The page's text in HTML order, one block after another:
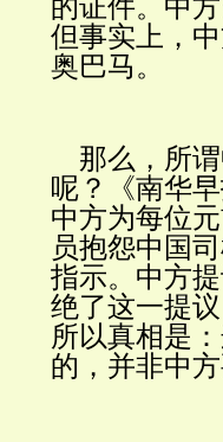
的证件。中
但事实上，
奥巴马。
那么，所谓
呢？《南华
中方为每位
员抱怨中国
指示。中方
绝了这一提
所以真相是
的，并非中方